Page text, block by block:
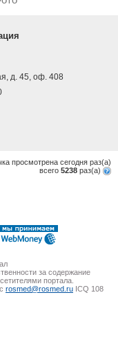
д. 45, оф. 408
просмотрена сегодня раз(a)
всего 5238 раз(a)
за содержание
портала.
rosmed@rosmed.ru ICQ 108